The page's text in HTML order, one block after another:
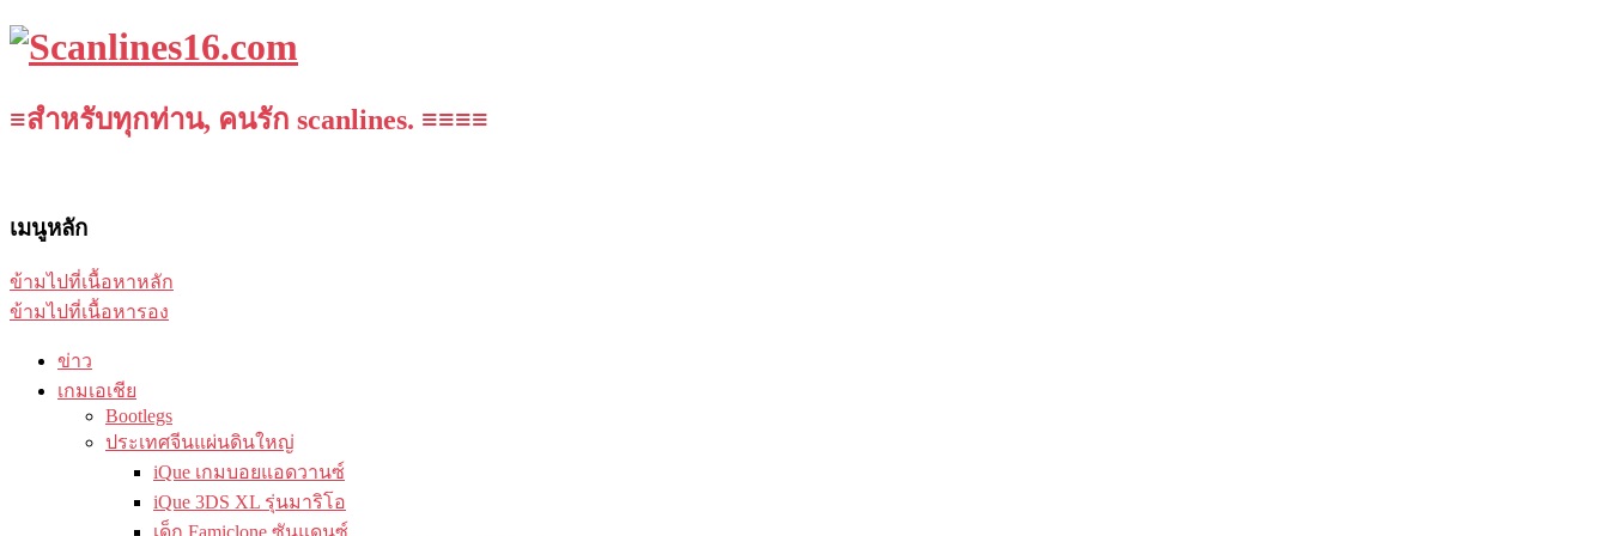
≡สำหรับทุกท่าน, คนรัก scanlines. ≡≡≡≡
เมนูหลัก
ข้ามไปที่เนื้อหาหลัก
ข้ามไปที่เนื้อหารอง
ข่าว
เกมเอเชีย
Bootlegs
ประเทศจีนแผ่นดินใหญ่
iQue เกมบอยแอดวานซ์
iQue 3DS XL รุ่นมาริโอ